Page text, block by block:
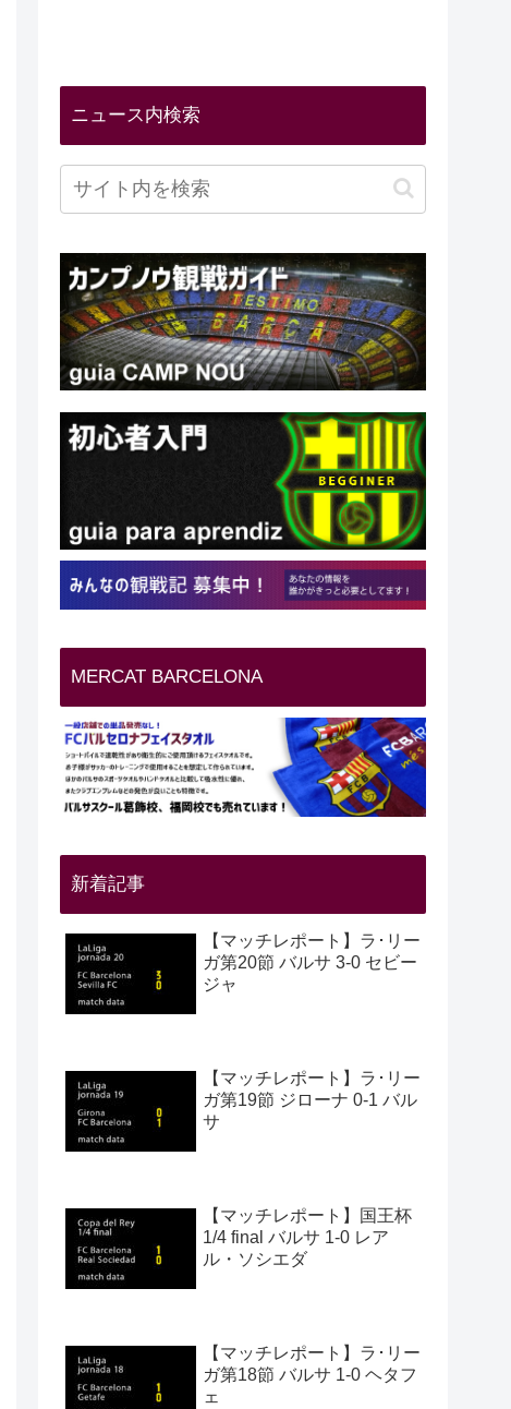
ニュース内検索
MERCAT BARCELONA
新着記事
【マッチレポート】ラ･リー
ガ第20節 バルサ 3-0 セビー
ジャ
【マッチレポート】ラ･リー
ガ第19節 ジローナ 0-1 バル
サ
【マッチレポート】国王杯
1/4 final バルサ 1-0 レア
ル・ソシエダ
【マッチレポート】ラ･リー
ガ第18節 バルサ 1-0 ヘタフ
ェ